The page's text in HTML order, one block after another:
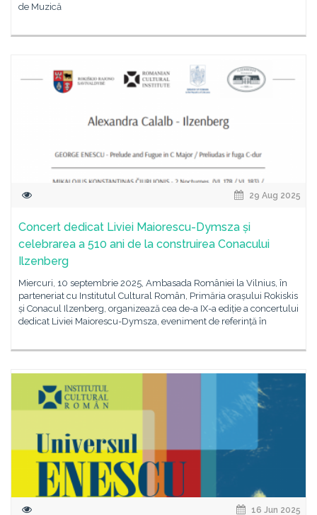
de Muzică
29 Aug 2025
Concert dedicat Liviei Maiorescu-Dymsza și
celebrarea a 510 ani de la construirea Conacului
Ilzenberg
Miercuri, 10 septembrie 2025, Ambasada României la Vilnius, în
parteneriat cu Institutul Cultural Român, Primăria orașului Rokiskis
și Conacul Ilzenberg, organizează cea de-a IX-a ediție a concertului
dedicat Liviei Maiorescu-Dymsza, eveniment de referință în
16 Jun 2025